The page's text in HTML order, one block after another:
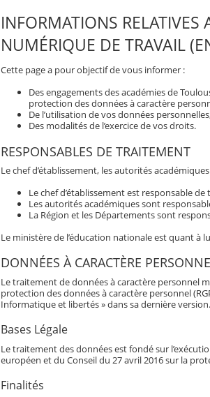
INFORMATIONS RELATIVES
NUMÉRIQUE DE TRAVAIL
Cette page a pour objectif de vous informer :
Des engagements des académies de
protection des données à caractère
De l’utilisation de vos données
Des modalités de l’exercice de vos droits.
RESPONSABLES DE TRAITEMENT
Le chef d’établissement, les autorités
Le chef d’établissement est responsable
Les autorités académiques sont
La Région et les Départements sont
Le ministère de l’éducation nationale est quant à
DONNÉES À CARACTÈRE
Le traitement de données à caractère personnel
protection des données à caractère personnel
Informatique et libertés » dans sa dernière version.
Bases Légale
Le traitement des données est fondé sur
européen et du Conseil du 27 avril 2016 sur la
Finalités